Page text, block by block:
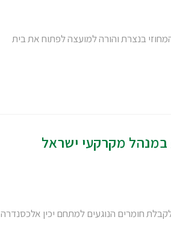
בנצרת והורה למועצה לפתוח את בית
מקרקעי ישראל
חומרים הנוגעים למתחם יכין אלכסנדרה